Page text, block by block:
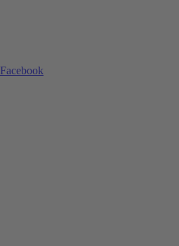
Facebook